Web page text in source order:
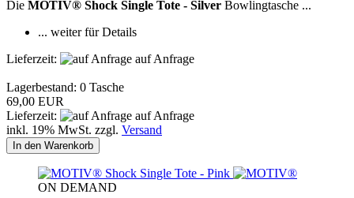
Die MOTIV® Shock Single Tote - Silver Bowlingtasche ...
... weiter für Details
Lieferzeit:
auf Anfrage
Lagerbestand: 0 Tasche
69,00 EUR
Lieferzeit:
auf Anfrage
inkl. 19% MwSt. zzgl. Versand
In den Warenkorb
ON DEMAND